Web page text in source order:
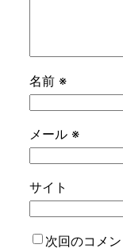
名前 ※
メール ※
サイト
次回のコメ